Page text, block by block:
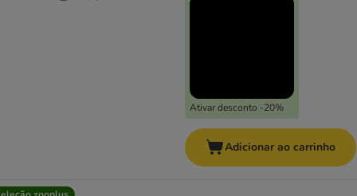
Ativar desconto -20%
Adicionar ao carrinho